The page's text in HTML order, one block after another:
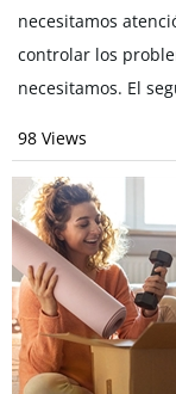
necesitamos
controlar los
necesitamos. El
98 Views